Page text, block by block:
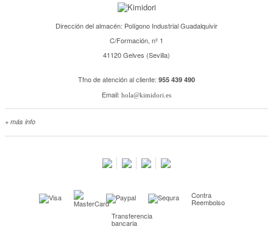
Dirección del almacén: Polígono Industrial Guadalquivir
C/Formación, nº 1
41120 Gelves (Sevilla)
Tfno de atención al cliente: 955 439 490
Email: hola@kimidori.es
+ más info
Kimidori PRINT, nuestro servicio de impresión de fotos Contra
Reembolso
Transferencia
bancaria